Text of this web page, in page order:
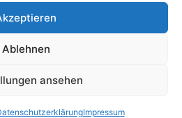
Ablehnen
ansehen
Impressum
– Programmiert vonUNICA Marketing